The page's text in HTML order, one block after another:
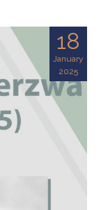
18
January
2025